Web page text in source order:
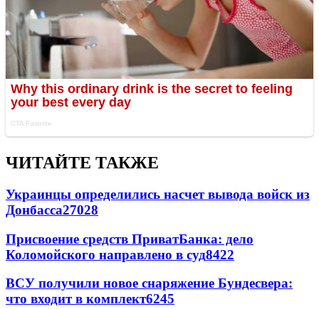
ЧИТАЙТЕ ТАКЖЕ
Украинцы определились насчет вывода войск из
Донбасса27028
Присвоение средств ПриватБанка: дело
Коломойского направлено в суд8422
ВСУ получили новое снаряжение Бундесвера:
что входит в комплект6245